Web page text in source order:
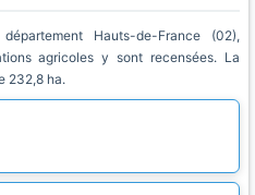
Hauts-de-France (02),
agricoles y sont recensées. La
232,8 ha.